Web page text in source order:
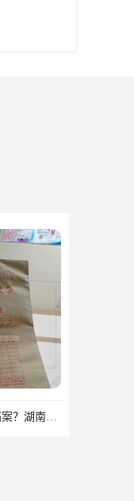
长沙档案不见了要怎么查？档案查询 档案补办